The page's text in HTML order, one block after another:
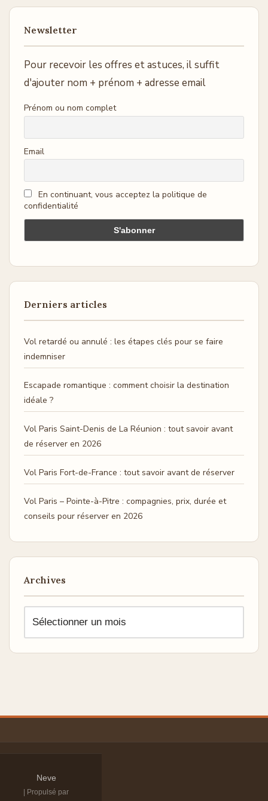
Newsletter
Pour recevoir les offres et astuces, il suffit
d'ajouter nom + prénom + adresse email
Prénom ou nom complet
Email
En continuant, vous acceptez la politique de
confidentialité
Derniers articles
Vol retardé ou annulé : les étapes clés pour se faire
indemniser
Escapade romantique : comment choisir la destination
idéale ?
Vol Paris Saint-Denis de La Réunion : tout savoir avant
de réserver en 2026
Vol Paris Fort-de-France : tout savoir avant de réserver
Vol Paris – Pointe-à-Pitre : compagnies, prix, durée et
conseils pour réserver en 2026
Archives
Neve
| Propulsé par